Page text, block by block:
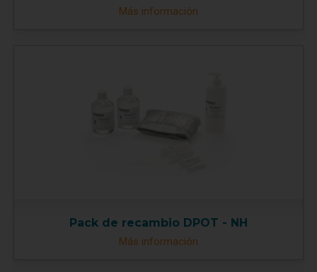
Más información
Pack de recambio DPOT - NH
Más información